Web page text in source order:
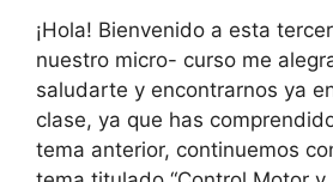
¡Hola! Bienvenido a esta
nuestro micro- curso me
saludarte y encontrarnos ya
clase, ya que has
tema anterior, continuemos